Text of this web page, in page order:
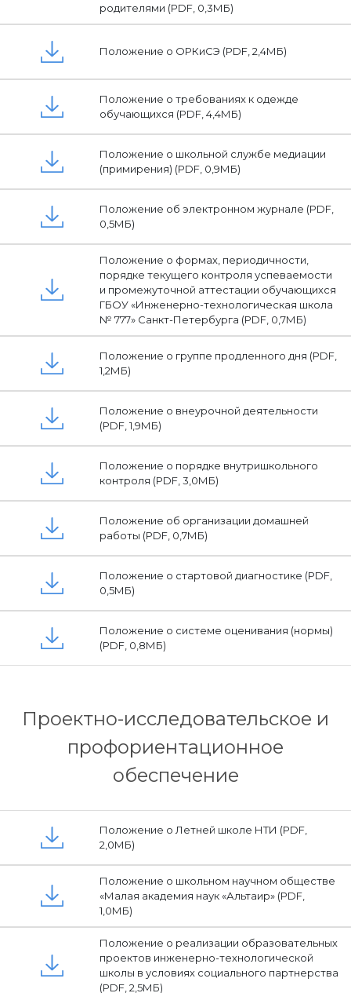
родителями (PDF, 0,3МБ)
Положение о ОРКиСЭ (PDF, 2,4МБ)
Положение о требованиях к одежде
обучающихся (PDF, 4,4МБ)
Положение о школьной службе медиации
(примирения) (PDF, 0,9МБ)
Положение об электронном журнале (PDF,
0,5МБ)
Положение о формах, периодичности,
порядке текущего контроля успеваемости
и промежуточной аттестации обучающихся
ГБОУ «Инженерно-технологическая школа
№ 777» Санкт-Петербурга (PDF, 0,7МБ)
Положение о группе продленного дня (PDF,
1,2МБ)
Положение о внеурочной деятельности
(PDF, 1,9МБ)
Положение о порядке внутришкольного
контроля (PDF, 3,0МБ)
Положение об организации домашней
работы (PDF, 0,7МБ)
Положение о стартовой диагностике (PDF,
0,5МБ)
Положение о системе оценивания (нормы)
(PDF, 0,8МБ)
Проектно-исследовательское и
профориентационное
обеспечение
Положение о Летней школе НТИ (PDF,
2,0МБ)
Положение о школьном научном обществе
«Малая академия наук «Альтаир» (PDF,
1,0МБ)
Положение о реализации образовательных
проектов инженерно-технологической
школы в условиях социального партнерства
(PDF, 2,5МБ)